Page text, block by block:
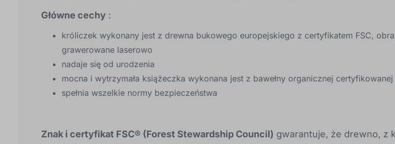
Główne cechy :
króliczek wykonany jest z drewna bukowego europejskiego z certyfikatem FSC,
grawerowane laserowo
nadaje się od urodzenia
mocna i wytrzymała książeczka wykonana jest z bawełny organicznej certyfikowanej
spełnia wszelkie normy bezpieczeństwa
Znak i certyfikat FSC® (Forest Stewardship Council) gwarantuje, że drewno, z